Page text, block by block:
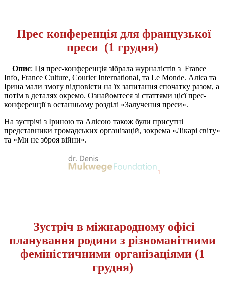
Прес конференція для французької
преси (1 грудня)
Опис: Ця прес-конференція зібрала журналістів з France
Info, France Culture, Courier International, та Le Monde. Аліса та
Ірина мали змогу відповісти на їх запитання спочатку разом, а
потім в деталях окремо. Ознайомтеся зі статтями цієї прес-
конференції в останньому розділі «Залучення преси».
На зустрічі з Іриною та Алісою також були присутні
представники громадських організацій, зокрема «Лікарі світу»
та «Ми не зброя війни».
Зустріч в міжнародному офісі
планування родини з різноманітними
феміністичними організаціями (1
грудня)